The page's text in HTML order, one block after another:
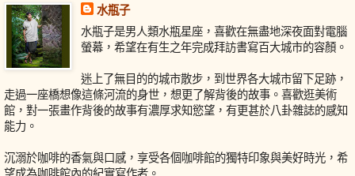
水瓶子
水瓶子是男人類水瓶星座，喜歡在無盡地深夜面對電腦
螢幕，希望在有生之年完成拜訪書寫百大城市的容顏。
迷上了無目的的城市散步，到世界各大城市留下足跡，
走過一座橋想像這條河流的身世，想更了解背後的故事。喜歡逛美術
館，對一張畫作背後的故事有濃厚求知慾望，有更甚於八卦雜誌的感知
能力。
沉溺於咖啡的香氣與口感，享受各個咖啡館的獨特印象與美好時光，希